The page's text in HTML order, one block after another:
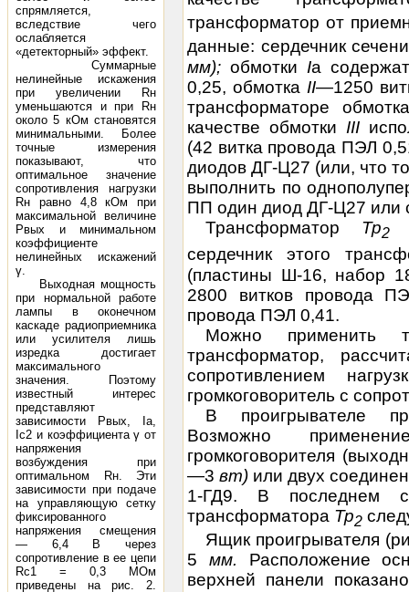
спрямляется,
вследствие чего
ослабляется
«детекторный» эффект.
Суммарные
нелинейные искажения
при увеличении Rн
уменьшаются и при Rн
около 5 кОм становятся
минимальными. Более
точные измерения
показывают, что
оптимальное значение
сопротивления нагрузки
Rн равно 4,8 кОм при
максимальной величине
Pвых и минимальном
коэффициенте
нелинейных искажений
γ.
Выходная мощность
при нормальной работе
лампы в оконечном
каскаде радиоприемника
или усилителя лишь
изредка достигает
максимального
значения. Поэтому
известный интерес
представляют
зависимости Рвых, Iа,
Iс2 и коэффициента γ от
напряжения
возбуждения при
оптимальном Rн. Эти
зависимости при подаче
на управляющую сетку
фиксированного
напряжения смещения
— 6,4 В через
сопротивление в ее цепи
Rс1 = 0,3 МОм
приведены на рис. 2.
трансформатор от
данные: сердечник
мм);обмотки Iа
0,25, обмотка II—1250
трансформаторе
качестве обмотки III
(42 витка провода ПЭЛ
диодов ДГ-Ц27 (или, что
выполнить по
ПП один диод ДГ-Ц27 или
Трансформатор Тр2
сердечник этого
(пластины Ш-16, набор
2800 витков провода
провода ПЭЛ 0,41.
Можно применить
трансформатор,
сопротивлением
громкоговоритель с
В проигрывателе
Возможно
громкоговорителя
—3 вm) или двух
1-ГД9. В последнем
трансформатора Тр2
Ящик проигрывателя
5 мм. Расположение
верхней панели